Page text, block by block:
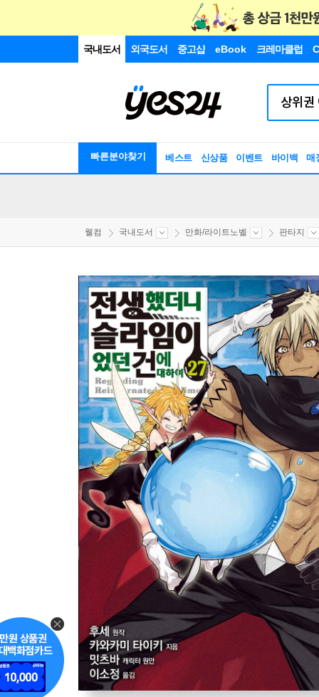
국내도서 외국도서 중고샵 eBook 크레마클럽
빠른분야찾기 베스트 신상품 이벤트 바이백 매
웰컴 국내도서 만화/라이트노벨 판타지